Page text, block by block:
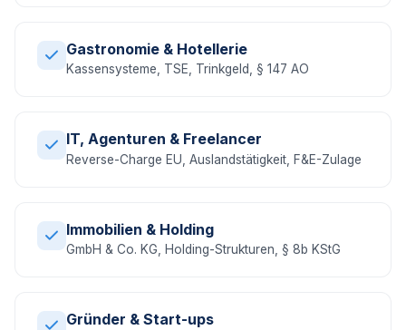
Gastronomie & Hotellerie
Kassensysteme, TSE, Trinkgeld, § 147 AO
IT, Agenturen & Freelancer
Reverse-Charge EU, Auslandstätigkeit, F&E-Zulage
Immobilien & Holding
GmbH & Co. KG, Holding-Strukturen, § 8b KStG
Gründer & Start-ups